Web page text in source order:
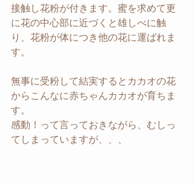
接触し花粉が付きます。蜜を求めて更
に花の中心部に近づくと雄しべに触
り、花粉が体につき他の花に運ばれま
す。
無事に受粉して結実するとカカオの花
からこんなに赤ちゃんカカオが育ちま
す。
感動！って言っておきながら、むしっ
てしまっていますが、、、